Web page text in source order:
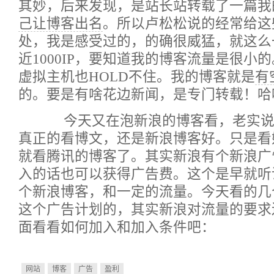
其妙，后来发现，是站长站转载了一篇
己让博客出名。所以卢松松说的经常给
处，我是感受过的，的确很威猛，就这
近1000IP，要知道我的博客流量是很小
虚拟主机也HOLD不住。我的博客就是有
的。要是有啥花边新闻，是专门转载！
今天又在泡新浪的博客看，老实说
真正的看博文，还是新浪博客好。只是
就看腾讯的博客了。其实新浪有个新浪
入的话也可以获得广告费。这个是早就
个新浪博客，和一定的流量。今天看的
这个广告计划的，其实新浪对流量的要
面看看如何加入和加入条件吧：
网站 博客 广告 盈利